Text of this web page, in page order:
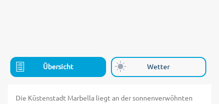
Übersicht Wetter
Die Küstenstadt Marbella liegt an der sonnenverwöhnten